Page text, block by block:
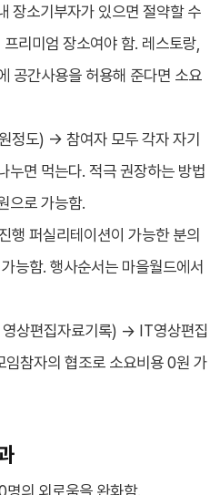
장소기부자가 있으면 절약할 수
리미엄 장소여야 함. 레스토랑,
공간사용을 허용해 준다면 소요
정도) -> 참여자 모두 각자 자기
누면 먹는다. 적극 권장하는 방법
으로 가능함.
행 퍼실리테이션이 가능한 분의
능함. 행사순서는 마을월드에서
상편집자료기록) -> IT영상편집
임참자의 협조로 소요비용 0원 가
의 외로움을 완화함.